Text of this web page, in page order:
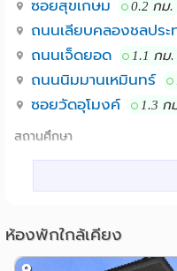
ซอยสุขเกษม 0.2 กม.
ถนนเลียบคลองชลประ
ถนนเจ็ดยอด 1.1 กม.
ถนนนิมมานเหมินทร์
ซอยวัดอุโมงค์ 1.3 ก
สถานศึกษา
รร.ศรีธนา เชียงใหม่
คณะเภสัชศาสตร์ ม.เชี
รร.พาณิชยการลานนา
หลัง มช. 1.6 กม.
ห้องพักใกล้เคียง